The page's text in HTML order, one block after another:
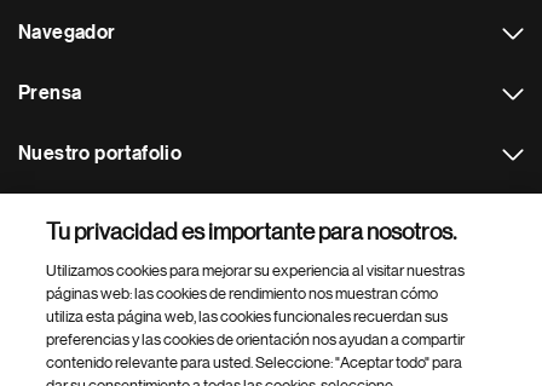
Navegador
Prensa
Nuestro portafolio
Footer Site Search
Tu privacidad es importante para nosotros.
Utilizamos cookies para mejorar su experiencia al visitar nuestras
páginas web: las cookies de rendimiento nos muestran cómo
utiliza esta página web, las cookies funcionales recuerdan sus
preferencias y las cookies de orientación nos ayudan a compartir
contenido relevante para usted. Seleccione: "Aceptar todo" para